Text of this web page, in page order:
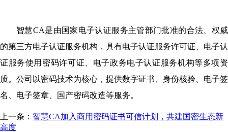
智慧CA是由国家电子认证服务主管部门批准的合法、权威
的第三方电子认证服务机构，具有电子认证服务许可证、电子认
证服务使用密码许可证、电子政务电子认证服务机构等多项资
质。公司以密码技术为核心，提供数字证书、身份核验、电子签
名、电子签章、国产密码改造等服务。
上一条： 智慧CA加入商用密码证书可信计划，共建国密生态新
高度